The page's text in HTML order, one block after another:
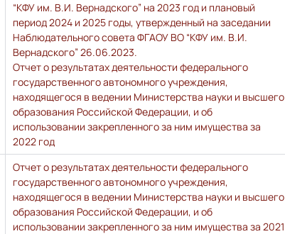
“КФУ им. В.И. Вернадского” на 2023 год и плановый
период 2024 и 2025 годы, утвержденный на заседании
Наблюдательного совета ФГАОУ ВО “КФУ им. В.И.
Вернадского” 26.06.2023.
Отчет о результатах деятельности федерального
государственного автономного учреждения,
находящегося в ведении Министерства науки и высшего
образования Российской Федерации, и об
использовании закрепленного за ним имущества за
2022 год
Отчет о результатах деятельности федерального
государственного автономного учреждения,
находящегося в ведении Министерства науки и высшего
образования Российской Федерации, и об
использовании закрепленного за ним имущества за 2021